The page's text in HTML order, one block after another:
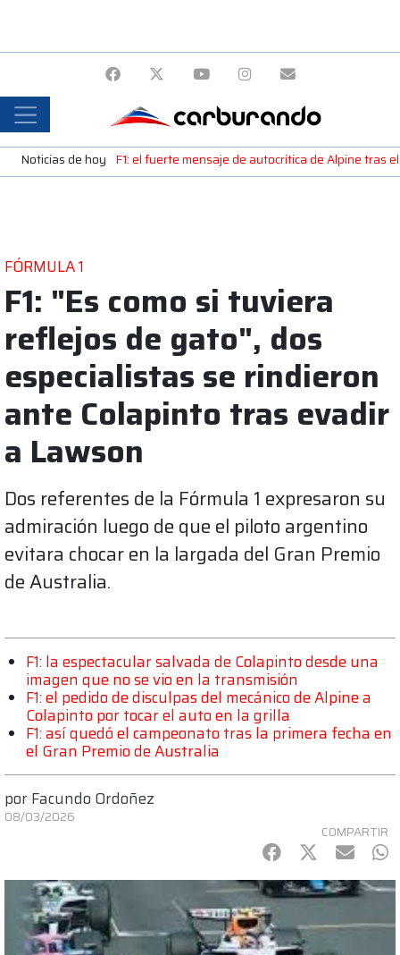
Noticias de hoy F1: el fuerte mensaje de autocrítica de Alpine tras
FÓRMULA 1
F1: "Es como si tuviera
reflejos de gato", dos
especialistas se rindieron
ante Colapinto tras evadir
a Lawson
Dos referentes de la Fórmula 1 expresaron su
admiración luego de que el piloto argentino
evitara chocar en la largada del Gran Premio
de Australia.
F1: la espectacular salvada de Colapinto desde una
imagen que no se vio en la transmisión
F1: el pedido de disculpas del mecánico de Alpine a
Colapinto por tocar el auto en la grilla
F1: así quedó el campeonato tras la primera fecha en
el Gran Premio de Australia
por Facundo Ordoñez
08/03/2026
COMPARTIR
Facebook
Twitter
mail